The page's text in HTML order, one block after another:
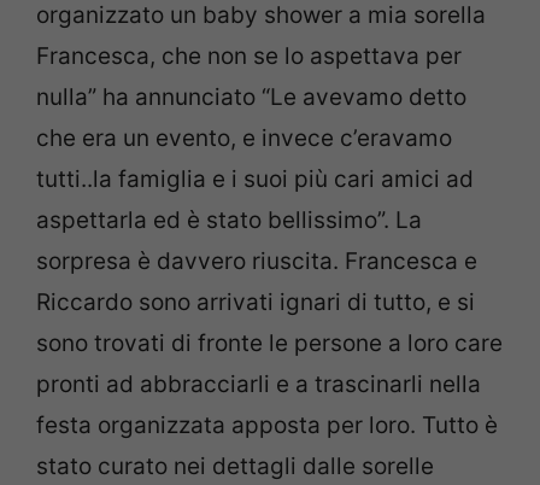
organizzato un baby shower a mia sorella
Francesca, che non se lo aspettava per
nulla” ha annunciato “Le avevamo detto
che era un evento, e invece c’eravamo
tutti..la famiglia e i suoi più cari amici ad
aspettarla ed è stato bellissimo”. La
sorpresa è davvero riuscita. Francesca e
Riccardo sono arrivati ignari di tutto, e si
sono trovati di fronte le persone a loro care
pronti ad abbracciarli e a trascinarli nella
festa organizzata apposta per loro. Tutto è
stato curato nei dettagli dalle sorelle